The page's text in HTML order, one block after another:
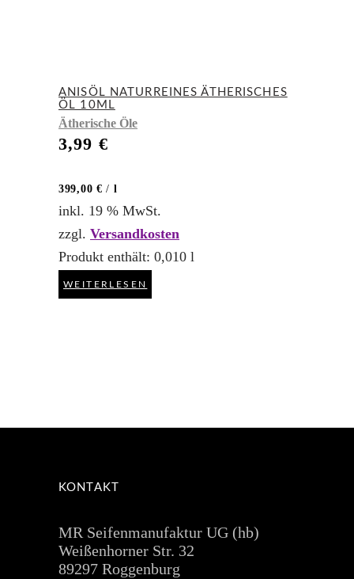
ANISÖL NATURREINES ÄTHERISCHES
ÖL 10ML
Ätherische Öle
3,99 €
399,00 € / l
inkl. 19 % MwSt.
zzgl. Versandkosten
Produkt enthält: 0,010 l
WEITERLESEN
KONTAKT
MR Seifenmanufaktur UG (hb)
Weißenhorner Str. 32
89297 Roggenburg